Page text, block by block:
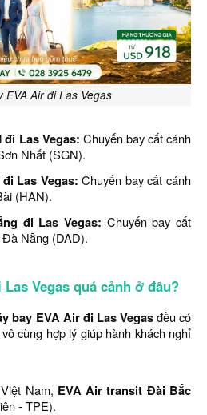
EVA Air đi Las Vegas
đi Las Vegas: Chuyến bay cất cánh
Nhất (SGN).
Las Vegas:Chuyến bay cất cánh
(HAN).
đi Las Vegas: Chuyến bay cất
Nẵng (DAD).
Vegas quá cảnh ở đâu?
bay EVA Air đi Las Vegasđều có
cùng hợp lý giúp hành khách nghỉ
Nam, EVA Air transit Đài Bắc
- TPE).